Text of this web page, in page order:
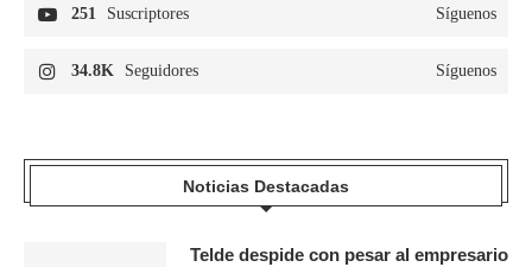
251 Suscriptores Síguenos
34.8K Seguidores Síguenos
Noticias Destacadas
Telde despide con pesar al empresario